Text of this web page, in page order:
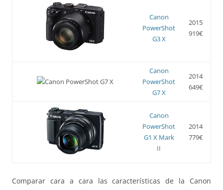
Canon
PowerShot
G3 X
2015
919€
Canon
PowerShot
G7 X
2014
649€
Canon
PowerShot
G1 X Mark
II
2014
779€
Comparar cara a cara las características de la Canon